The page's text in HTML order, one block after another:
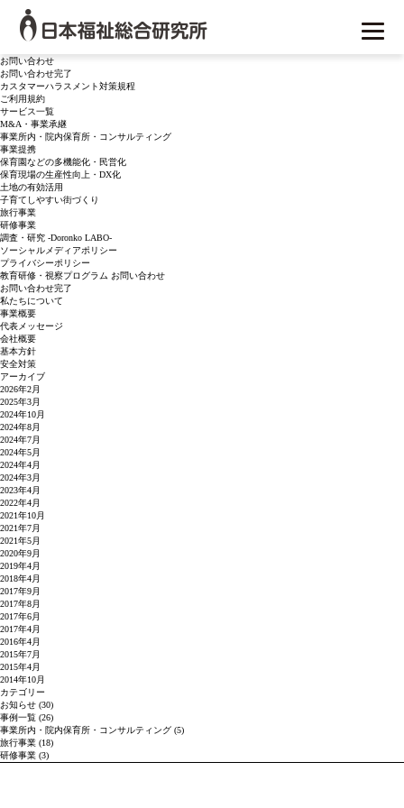
日本福祉総合研究所ブログの 2016年4月 のアーカイブを表示しています。
お問い合わせ
お問い合わせ完了
カスタマーハラスメント対策規程
ご利用規約
サービス一覧
M&A・事業承継
事業所内・院内保育所・コンサルティング
事業提携
保育園などの多機能化・民営化
保育現場の生産性向上・DX化
土地の有効活用
子育てしやすい街づくり
旅行事業
研修事業
調査・研究 -Doronko LABO-
ソーシャルメディアポリシー
プライバシーポリシー
教育研修・視察プログラム お問い合わせ
お問い合わせ完了
私たちについて
事業概要
代表メッセージ
会社概要
基本方針
安全対策
アーカイブ
2026年2月
2025年3月
2024年10月
2024年8月
2024年7月
2024年5月
2024年4月
2024年3月
2023年4月
2022年4月
2021年10月
2021年7月
2021年5月
2020年9月
2019年4月
2018年4月
2017年9月
2017年8月
2017年6月
2017年4月
2016年4月
2015年7月
2015年4月
2014年10月
カテゴリー
お知らせ (30)
事例一覧 (26)
事業所内・院内保育所・コンサルティング (5)
旅行事業 (18)
研修事業 (3)